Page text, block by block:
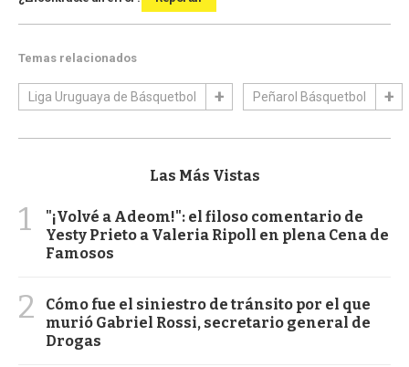
Temas relacionados
Liga Uruguaya de Básquetbol Peñarol Básquetbol
Las Más Vistas
1
"¡Volvé a Adeom!": el filoso comentario de
Yesty Prieto a Valeria Ripoll en plena Cena de
Famosos
2
Cómo fue el siniestro de tránsito por el que
murió Gabriel Rossi, secretario general de
Drogas